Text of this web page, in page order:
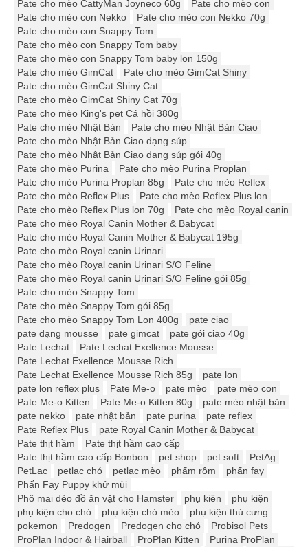
Pate cho mèo CattyMan Joyneco 60g
Pate cho mèo con
Pate cho mèo con Nekko
Pate cho mèo con Nekko 70g
Pate cho mèo con Snappy Tom
Pate cho mèo con Snappy Tom baby
Pate cho mèo con Snappy Tom baby lon 150g
Pate cho mèo GimCat
Pate cho mèo GimCat Shiny
Pate cho mèo GimCat Shiny Cat
Pate cho mèo GimCat Shiny Cat 70g
Pate cho mèo King's pet Cá hồi 380g
Pate cho mèo Nhật Bản
Pate cho mèo Nhật Bản Ciao
Pate cho mèo Nhật Bản Ciao dạng súp
Pate cho mèo Nhật Bản Ciao dạng súp gói 40g
Pate cho mèo Purina
Pate cho mèo Purina Proplan
Pate cho mèo Purina Proplan 85g
Pate cho mèo Reflex
Pate cho mèo Reflex Plus
Pate cho mèo Reflex Plus lon
Pate cho mèo Reflex Plus lon 70g
Pate cho mèo Royal canin
Pate cho mèo Royal Canin Mother & Babycat
Pate cho mèo Royal Canin Mother & Babycat 195g
Pate cho mèo Royal canin Urinari
Pate cho mèo Royal canin Urinari S/O Feline
Pate cho mèo Royal canin Urinari S/O Feline gói 85g
Pate cho mèo Snappy Tom
Pate cho mèo Snappy Tom gói 85g
Pate cho mèo Snappy Tom Lon 400g
pate ciao
pate dạng mousse
pate gimcat
pate gói ciao 40g
Pate Lechat
Pate Lechat Exellence Mousse
Pate Lechat Exellence Mousse Rich
Pate Lechat Exellence Mousse Rich 85g
pate lon
pate lon reflex plus
Pate Me-o pate mèo
pate mèo con
Pate Me-o Kitten
Pate Me-o Kitten 80g
pate mèo nhật bản
pate nekko
pate nhật bản pate purina
pate reflex
Pate Reflex Plus
pate Royal Canin Mother & Babycat
Pate thịt hầm
Pate thịt hầm cao cấp
Pate thịt hầm cao cấp Bonbon
pet shop pet soft
PetAg
PetLac
petlac chó petlac mèo phấm rôm
phấn fay
Phấn Fay Puppy khử mùi
Phô mai dẻo đồ ăn vặt cho Hamster
phụ kiên
phụ kiện
phụ kiện cho chó
phụ kiện chó mèo
phụ kiện thú cưng
pokemon
Predogen Predogen cho chó
Probisol Pets
ProPlan Indoor & Hairball
ProPlan Kitten
Purina ProPlan